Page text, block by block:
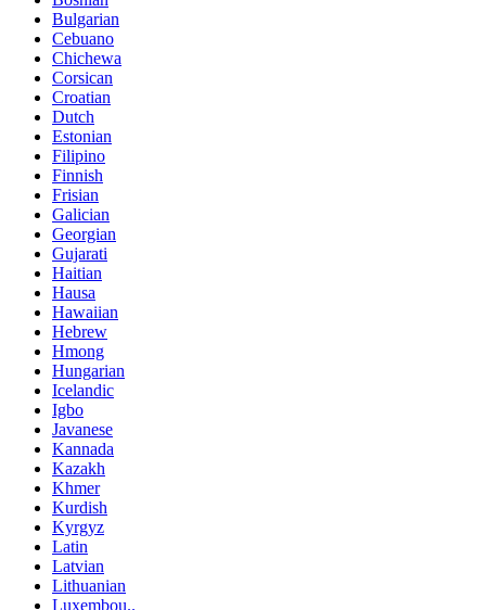
Bulgarian
Cebuano
Chichewa
Corsican
Croatian
Dutch
Estonian
Filipino
Finnish
Frisian
Galician
Georgian
Gujarati
Haitian
Hausa
Hawaiian
Hebrew
Hmong
Hungarian
Icelandic
Igbo
Javanese
Kannada
Kazakh
Khmer
Kurdish
Kyrgyz
Latin
Latvian
Lithuanian
Luxembou..